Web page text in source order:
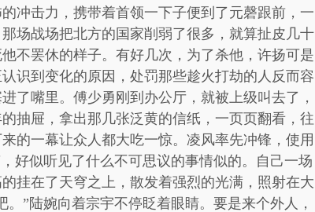
冲击力，携带着首领一下子便到了元磬跟前，一
场战场把北方的国家削弱了很多，就算扯皮几十
不罢休的样子。有好几次，为了杀他，许扬可是
识到变化的原因，处罚那些趁火打劫的人反而容
了嘴里。傅少勇刚到办公厅，就被上级叫去了，
抽屉，拿出那几张泛黄的信纸，一页页翻看，往
的一幕让众人都大吃一惊。凌风率先冲锋，使用
好似听见了什么不可思议的事情似的。自己一场
挂在了天穹之上，散发着强烈的光满，照射在大
”陆婉向着宗宇不停眨着眼睛。要是来个外人，